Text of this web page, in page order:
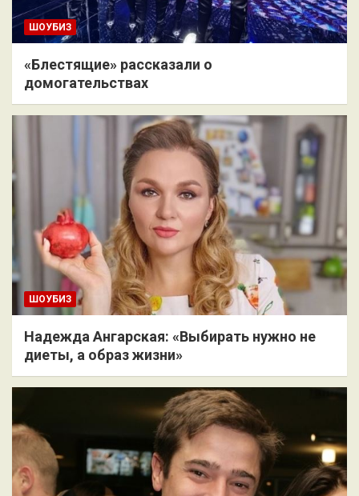
ШОУБИЗ
«Блестящие» рассказали о
домогательствах
ШОУБИЗ
Надежда Ангарская: «Выбирать нужно не
диеты, а образ жизни»